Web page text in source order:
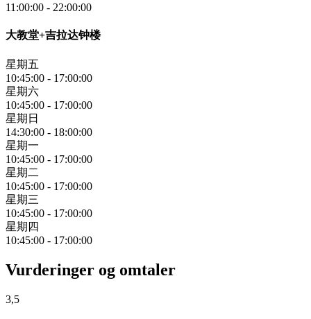
11:00:00 - 22:00:00
大教堂+吉拉达钟楼
星期五
10:45:00 - 17:00:00
星期六
10:45:00 - 17:00:00
星期日
14:30:00 - 18:00:00
星期一
10:45:00 - 17:00:00
星期二
10:45:00 - 17:00:00
星期三
10:45:00 - 17:00:00
星期四
10:45:00 - 17:00:00
Vurderinger og omtaler
3,5